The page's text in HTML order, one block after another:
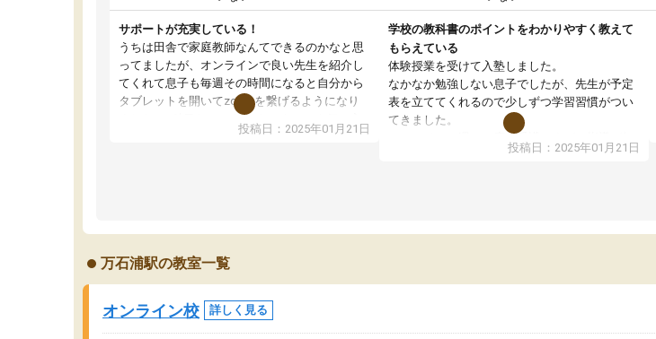
サポートが充実している！
うちは田舎で家庭教師なんてできるのかなと思
ってましたが、オンラインで良い先生を紹介し
てくれて息子も毎週その時間になると自分から
タブレットを開いてzoomを繋げるようになり
ました！5科目なんでもOKなのもとても気に入
投稿日：2025年01月21日
学校の教科書のポイントをわかりやすく教えて
もらえている
体験授業を受けて入塾しました。
なかなか勉強しない息子でしたが、先生が予定
表を立ててくれるので少しずつ学習習慣がつい
てきました。
オンラインで週に一度の受講ですが、指導が無
い日も予定表に基づいて勉強したり、LINEでわ
投稿日：2025年01月21日
万石浦駅の教室一覧
オンライン校 詳しく見る